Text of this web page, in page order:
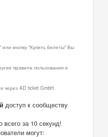
кнопку "Купить билеты" Вы
правила пользования и
AD ticket GmbH.
доступ к сообществу
всего за 10 секунд!
могут: